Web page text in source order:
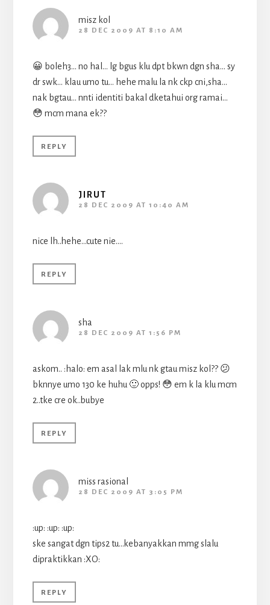
misz kol
28 DEC 2009 AT 8:10 AM
😀 boleh3… no hal… lg bgus klu dpt bkwn dgn sha… sy
dr swk… klau umo tu… hehe malu la nk ckp cni,sha…
nak bgtau… nnti identiti bakal dketahui org ramai…
😳 mcm mana ek??
REPLY
JIRUT
28 DEC 2009 AT 10:40 AM
nice lh..hehe…cute nie….
REPLY
sha
28 DEC 2009 AT 1:56 PM
askom.. :halo: em asal lak mlu nk gtau misz kol?? 😕
bknnye umo 130 ke huhu 🙂 opps! 😳 em k la klu mcm
2..tke cre ok..bubye
REPLY
miss rasional
28 DEC 2009 AT 3:05 PM
:up: :up: :up:
ske sangat dgn tips2 tu…kebanyakkan mmg slalu
dipraktikkan :XO:
REPLY